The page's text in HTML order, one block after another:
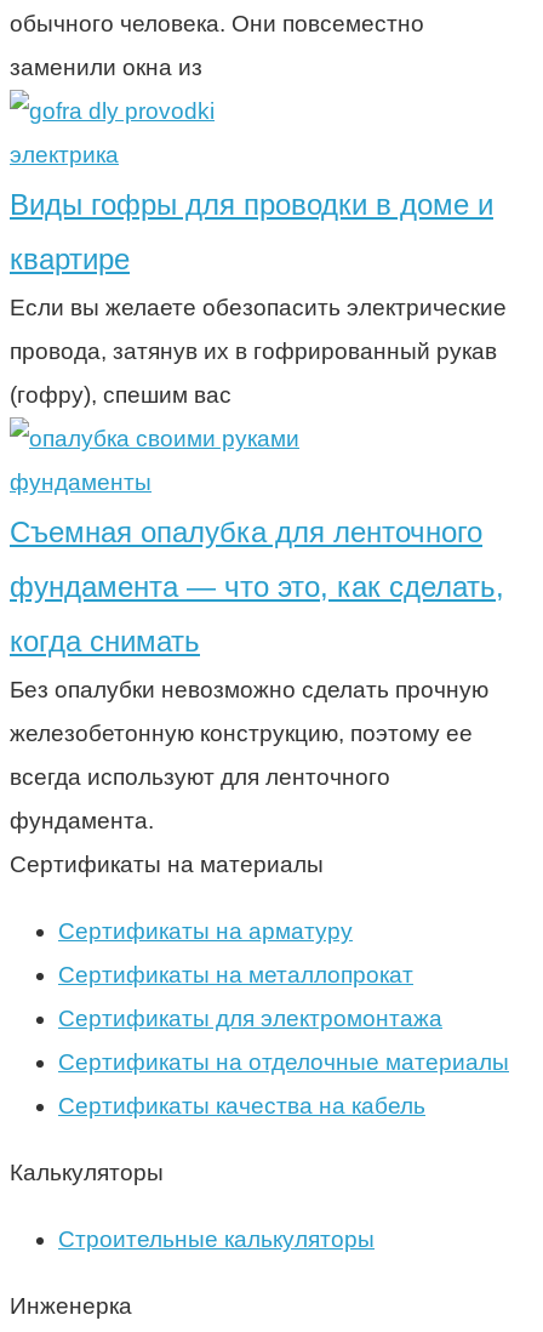
обычного человека. Они повсеместно
заменили окна из
электрика
Виды гофры для проводки в доме и
квартире
Если вы желаете обезопасить электрические
провода, затянув их в гофрированный рукав
(гофру), спешим вас
фундаменты
Съемная опалубка для ленточного
фундамента — что это, как сделать,
когда снимать
Без опалубки невозможно сделать прочную
железобетонную конструкцию, поэтому ее
всегда используют для ленточного
фундамента.
Сертификаты на материалы
Сертификаты на арматуру
Сертификаты на металлопрокат
Сертификаты для электромонтажа
Сертификаты на отделочные материалы
Сертификаты качества на кабель
Калькуляторы
Строительные калькуляторы
Инженерка